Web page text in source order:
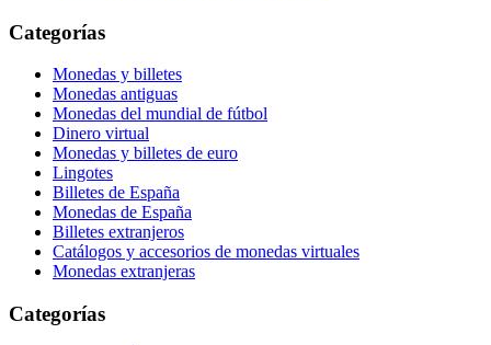
Categorías
Monedas y billetes
Monedas antiguas
Monedas del mundial de fútbol
Dinero virtual
Monedas y billetes de euro
Lingotes
Billetes de España
Monedas de España
Billetes extranjeros
Catálogos y accesorios de monedas virtuales
Monedas extranjeras
Categorías